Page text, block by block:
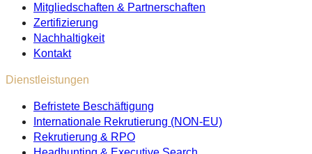
Mitgliedschaften & Partnerschaften
Zertifizierung
Nachhaltigkeit
Kontakt
Dienstleistungen
Befristete Beschäftigung
Internationale Rekrutierung (NON-EU)
Rekrutierung & RPO